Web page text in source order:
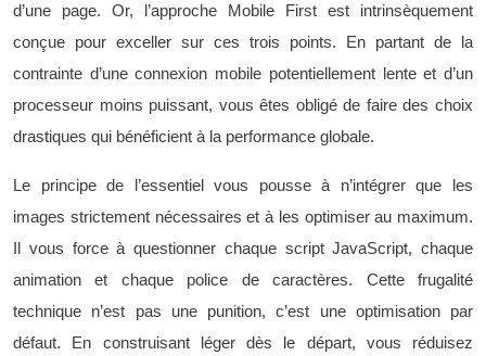
d’une page. Or, l’approche Mobile First est intrinsèquement
conçue pour exceller sur ces trois points. En partant de la
contrainte d’une connexion mobile potentiellement lente et d’un
processeur moins puissant, vous êtes obligé de faire des choix
drastiques qui bénéficient à la performance globale.
Le principe de l’essentiel vous pousse à n’intégrer que les
images strictement nécessaires et à les optimiser au maximum.
Il vous force à questionner chaque script JavaScript, chaque
animation et chaque police de caractères. Cette frugalité
technique n’est pas une punition, c’est une optimisation par
défaut. En construisant léger dès le départ, vous réduisez